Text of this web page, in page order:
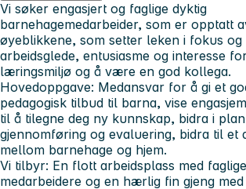
Vi søker engasjert og faglige dyktig
barnehagemedarbeider, som er opptatt
øyeblikkene, som setter leken i fokus og
arbeidsglede, entusiasme og interesse
læringsmiljø og å være en god kollega.
Hovedoppgave: Medansvar for å gi et
pedagogisk tilbud til barna, vise
til å tilegne deg ny kunnskap, bidra i
gjennomføring og evaluering, bidra til et
mellom barnehage og hjem.
Vi tilbyr: En flott arbeidsplass med
medarbeidere og en hærlig fin gjeng